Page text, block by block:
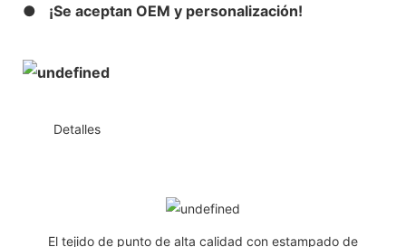
●
¡Se aceptan OEM y personalización!
Detalles
El tejido de punto de alta calidad con estampado de